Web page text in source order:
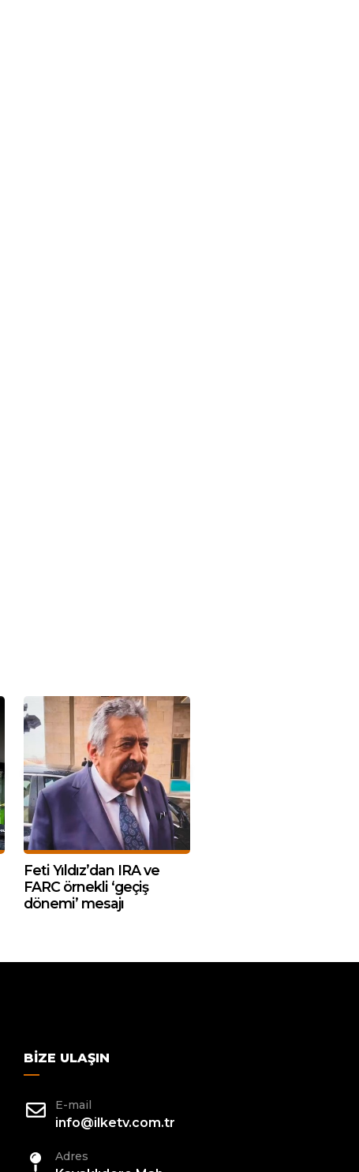
Feti Yıldız’dan IRA ve
FARC örnekli ‘geçiş
dönemi’ mesajı
BIZE ULAŞIN
E-mail
info@ilketv.com.tr
Adres